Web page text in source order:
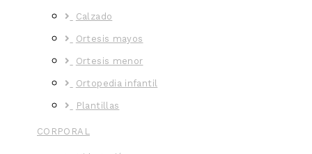
Calzado
Ortesis mayos
Ortesis menor
Ortopedia infantil
Plantillas
CORPORAL